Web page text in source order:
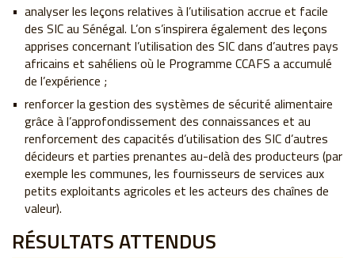
analyser les leçons relatives à l’utilisation accrue et facile
des SIC au Sénégal. L’on s’inspirera également des leçons
apprises concernant l’utilisation des SIC dans d’autres pays
africains et sahéliens où le Programme CCAFS a accumulé
de l’expérience ;
renforcer la gestion des systèmes de sécurité alimentaire
grâce à l’approfondissement des connaissances et au
renforcement des capacités d’utilisation des SIC d’autres
décideurs et parties prenantes au-delà des producteurs (par
exemple les communes, les fournisseurs de services aux
petits exploitants agricoles et les acteurs des chaînes de
valeur).
RÉSULTATS ATTENDUS